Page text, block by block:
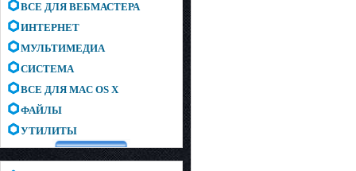
ВСЕ ДЛЯ ВЕБМАСТЕРА
ИНТЕРНЕТ
МУЛЬТИМЕДИА
СИСТЕМА
ВСЕ ДЛЯ MAC OS X
ФАЙЛЫ
УТИЛИТЫ